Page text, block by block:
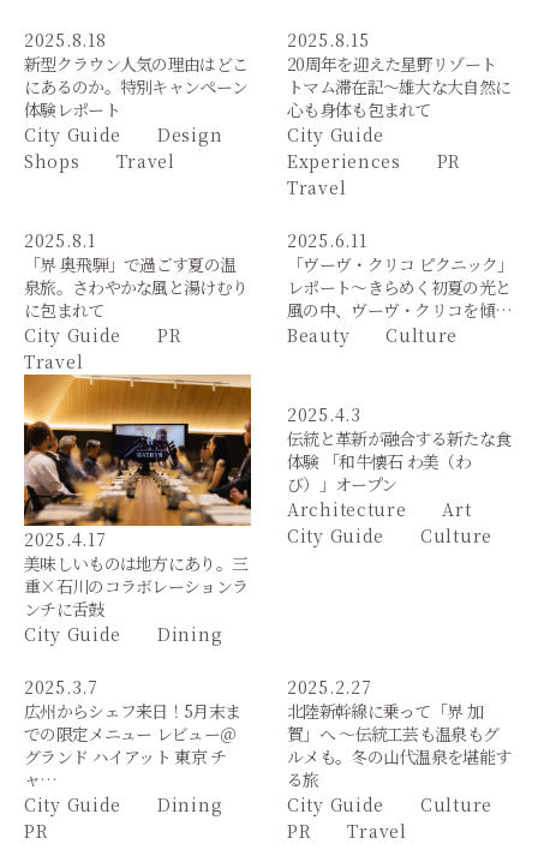
2025.8.18
新型クラウン人気の理由はどこ
にあるのか。特別キャンペーン
体験レポート
City Guide
Design
Shops
Travel
2025.8.15
20周年を迎えた星野リゾート
トマム滞在記～雄大な大自然に
心も身体も包まれて
City Guide
Experiences
PR
Travel
2025.8.1
「界 奥飛騨」で過ごす夏の温
泉旅。さわやかな風と湯けむり
に包まれて
City Guide
PR
Travel
2025.6.11
「ヴーヴ・クリコ ピクニック」
レポート～きらめく初夏の光と
風の中、ヴーヴ・クリコを傾…
Beauty
Culture
2025.4.17
美味しいものは地方にあり。三
重×石川のコラボレーションラ
ンチに舌鼓
City Guide
Dining
2025.4.3
伝統と革新が融合する新たな食
体験 「和牛懐石 わ美（わ
び）」オープン
Architecture
Art
City Guide
Culture
2025.3.7
広州からシェフ来日！5月末ま
での限定メニュー レビュー＠
グランド ハイアット 東京 チ
ャ…
City Guide
Dining
PR
2025.2.27
北陸新幹線に乗って「界 加
賀」へ ～伝統工芸も温泉もグ
ルメも。冬の山代温泉を堪能す
る旅
City Guide
Culture
PR
Travel